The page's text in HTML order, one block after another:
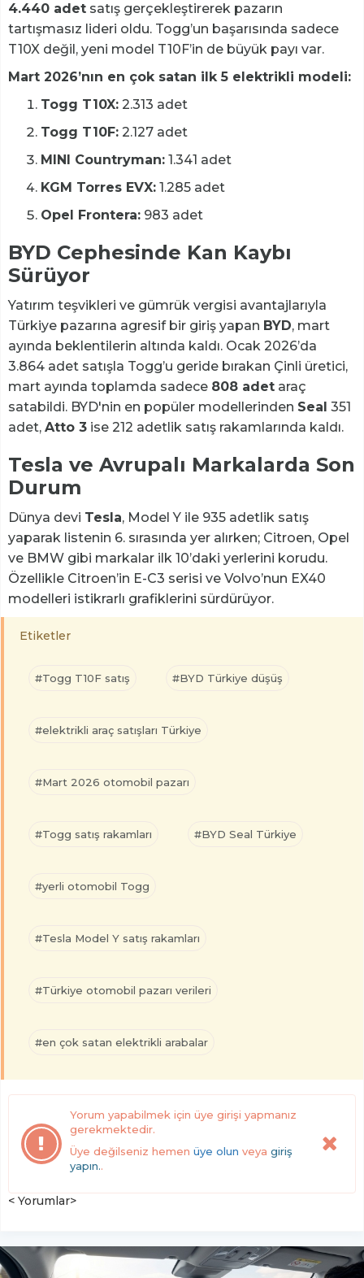
4.440 adet satış gerçekleştirerek pazarın
tartışmasız lideri oldu. Togg’un başarısında sadece
T10X değil, yeni model T10F’in de büyük payı var.
Mart 2026’nın en çok satan ilk 5 elektrikli modeli:
Togg T10X: 2.313 adet
Togg T10F: 2.127 adet
MINI Countryman: 1.341 adet
KGM Torres EVX: 1.285 adet
Opel Frontera: 983 adet
BYD Cephesinde Kan Kaybı
Sürüyor
Yatırım teşvikleri ve gümrük vergisi avantajlarıyla
Türkiye pazarına agresif bir giriş yapan BYD, mart
ayında beklentilerin altında kaldı. Ocak 2026’da
3.864 adet satışla Togg’u geride bırakan Çinli üretici,
mart ayında toplamda sadece 808 adet araç
satabildi. BYD'nin en popüler modellerinden Seal 351
adet, Atto 3 ise 212 adetlik satış rakamlarında kaldı.
Tesla ve Avrupalı Markalarda Son
Durum
Dünya devi Tesla, Model Y ile 935 adetlik satış
yaparak listenin 6. sırasında yer alırken; Citroen, Opel
ve BMW gibi markalar ilk 10’daki yerlerini korudu.
Özellikle Citroen’in E-C3 serisi ve Volvo’nun EX40
modelleri istikrarlı grafiklerini sürdürüyor.
Etiketler
#Togg T10F satış #BYD Türkiye düşüş
#elektrikli araç satışları Türkiye
#Mart 2026 otomobil pazarı
#Togg satış rakamları #BYD Seal Türkiye
#yerli otomobil Togg
#Tesla Model Y satış rakamları
#Türkiye otomobil pazarı verileri
#en çok satan elektrikli arabalar
Yorum yapabilmek için üye girişi yapmanız
gerekmektedir.
Üye değilseniz hemen üye olun veya giriş
yapın..
< Yorumlar>